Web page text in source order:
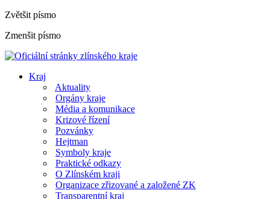
Zvětšit písmo
Zmenšit písmo
Kraj
Aktuality
Orgány kraje
Média a komunikace
Krizové řízení
Pozvánky
Hejtman
Symboly kraje
Praktické odkazy
O Zlínském kraji
Organizace zřizované a založené ZK
Transparentní kraj